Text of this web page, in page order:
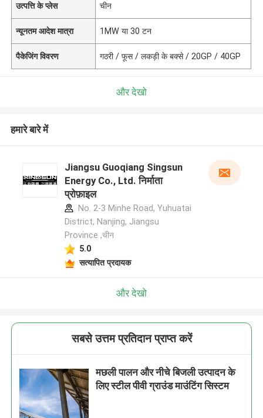
उत्पत्ति के प्लेस चीन
न्यूनतम आदेश मात्रा 1MW या 30 टन
पैकेजिंग विवरण गठरी / फूस / लकड़ी के बक्से / 20GP / 40GP
और देखो
हमारे बारे में
Jiangsu Guoqiang Singsun
Energy Co., Ltd. निर्माता
प्रोफ़ाइल
No. 2-3 Minhe Road, Yuhuatai
District, Nanjing, Jiangsu
Province ,चीन
5.0
सत्यापित प्रदायक
और देखो
सबसे उत्तम प्रतिदान प्राप्त करें
मछली पालन और नीचे बिजली उत्पादन के
लिए स्टील पीवी ग्राउंड माउंटिंग सिस्टम